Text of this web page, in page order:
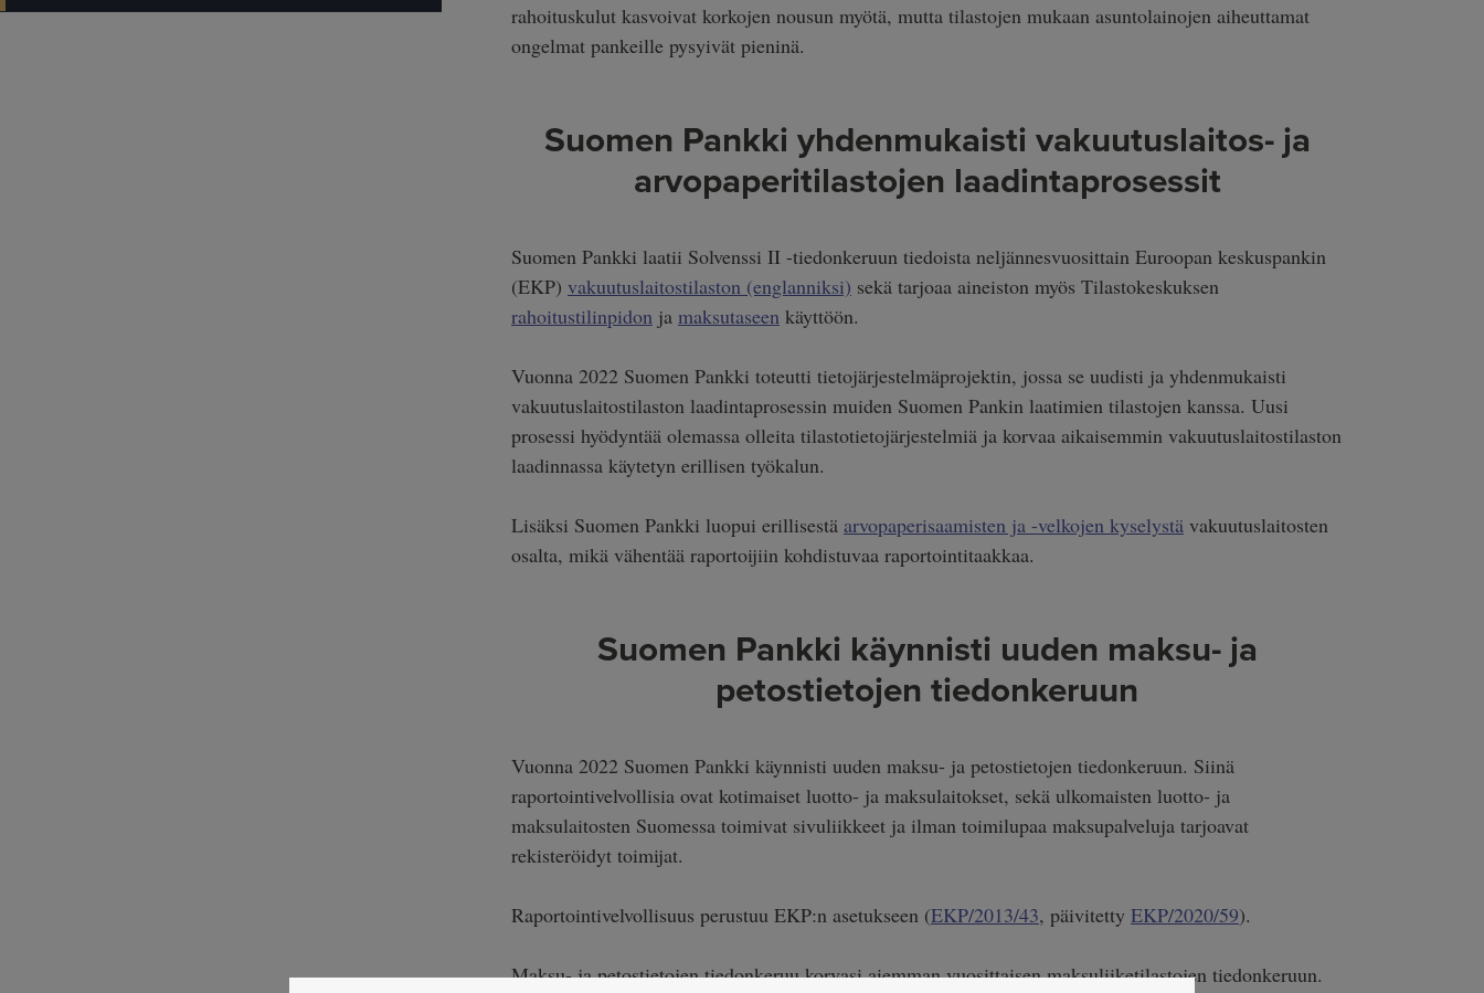
rahoituskulut kasvoivat korkojen nousun myötä, mutta tilastojen mukaan asuntolainojen aiheuttamat
ongelmat pankeille pysyivät pieninä.
Suomen Pankki yhdenmukaisti vakuutuslaitos- ja
arvopaperitilastojen laadintaprosessit
Suomen Pankki laatii Solvenssi II -tiedonkeruun tiedoista neljännesvuosittain Euroopan keskuspankin
(EKP) vakuutuslaitostilaston (englanniksi) sekä tarjoaa aineiston myös Tilastokeskuksen
rahoitustilinpidonja maksutaseenkäyttöön.
Vuonna 2022 Suomen Pankki toteutti tietojärjestelmäprojektin, jossa se uudisti ja yhdenmukaisti
vakuutuslaitostilaston laadintaprosessin muiden Suomen Pankin laatimien tilastojen kanssa. Uusi
prosessi hyödyntää olemassa olleita tilastotietojärjestelmiä ja korvaa aikaisemmin vakuutuslaitostilaston
laadinnassa käytetyn erillisen työkalun.
Lisäksi Suomen Pankki luopui erillisestä arvopaperisaamisten ja -velkojen kyselystävakuutuslaitosten
osalta, mikä vähentää raportoijiin kohdistuvaa raportointitaakkaa.
Suomen Pankki käynnisti uuden maksu- ja
petostietojen tiedonkeruun
Vuonna 2022 Suomen Pankki käynnisti uuden maksu- ja petostietojen tiedonkeruun. Siinä
raportointivelvollisia ovat kotimaiset luotto- ja maksulaitokset, sekä ulkomaisten luotto- ja
maksulaitosten Suomessa toimivat sivuliikkeet ja ilman toimilupaa maksupalveluja tarjoavat
rekisteröidyt toimijat.
Raportointivelvollisuus perustuu EKP:n asetukseen (EKP/2013/43, päivitetty EKP/2020/59).
Maksu- ja petostietojen tiedonkeruu korvasi aiemman vuosittaisen maksuliiketilastojen tiedonkeruun.